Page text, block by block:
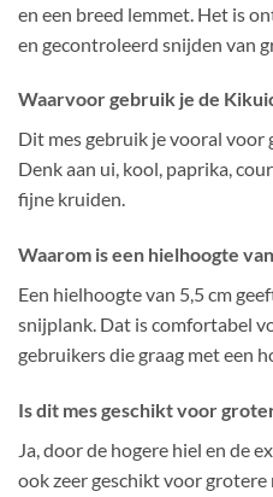
en een breed lemmet. Het is
en gecontroleerd snijden van
Waarvoor gebruik je de
Dit mes gebruik je vooral
Denk aan ui, kool, paprika,
fijne kruiden.
Waarom is een hielhoogte
Een hielhoogte van 5,5 cm
snijplank. Dat is comfortabel
gebruikers die graag met een
Is dit mes geschikt voor
Ja, door de hogere hiel en de
ook zeer geschikt voor